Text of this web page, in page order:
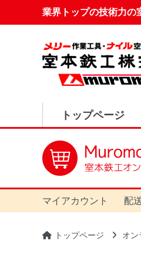
業界トップの技術力の
トップページ
マイアカウント 配
トップページ オン